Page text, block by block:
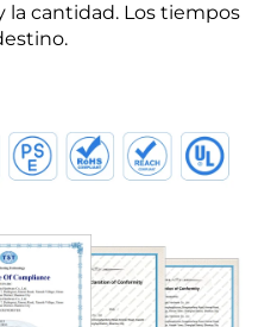
cantidad. Los tiempos